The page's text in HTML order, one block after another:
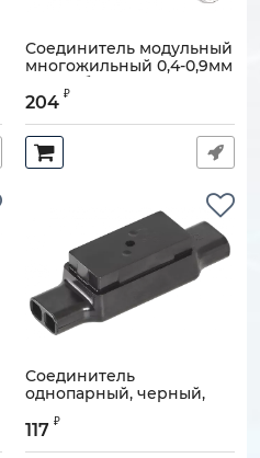
Соединитель модульный
многожильный 0,4-0,9мм
25 пар без геля
Артикул:
204 ₽
Соединитель
однопарный, черный,
изоляции до 4,4мм)
Артикул: 120501-00018
117 ₽